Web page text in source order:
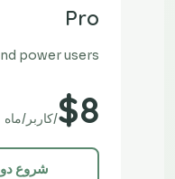
Pro
power users
$8/کاربر/ماه
شروع